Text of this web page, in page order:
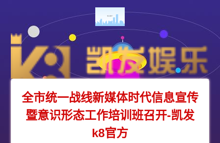
全市统一战线新媒体时代信息宣传
暨意识形态工作培训班召开-凯发
k8官方